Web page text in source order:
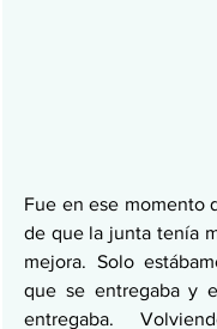
Fue en ese momento
de que la junta tenía
mejora. Solo
que se entregaba y
entregaba.